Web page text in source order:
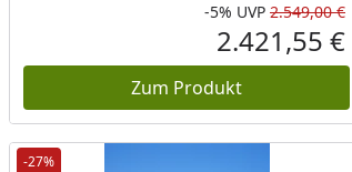
-5% UVP 2.549,00 €
2.421,55 €
Zum Produkt
-27%